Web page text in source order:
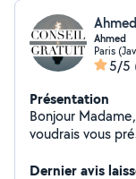
Ahmed
Paris
5/5
Présentation
Bonjour Madame, Monsieur, Je
voudrais vous
PARQUET , CARRELAGE ] avec la
Dernier avis